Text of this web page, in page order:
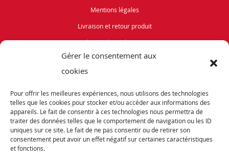
Gérer le consentement aux
cookies
Pour offrir les meilleures expériences, nous utilisons des technologies
telles que les cookies pour stocker et/ou accéder aux informations des
appareils. Le fait de consentir à ces technologies nous permettra de
traiter des données telles que le comportement de navigation ou les ID
uniques sur ce site. Le fait de ne pas consentir ou de retirer son
consentement peut avoir un effet négatif sur certaines caractéristiques
et fonctions.
Mentions légales
Livraison et retour produit
Politique de cookies (UE)
Occasions
ABONNEZ-VOUS
Recevez notre newsletter et tenez vous informés de nos dernières offres et